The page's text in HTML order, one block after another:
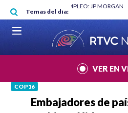
Pasar al contenido principal
Temas del día:
EMPLEO: JP MORGAN |
VER EN
COP16
Embajadores de